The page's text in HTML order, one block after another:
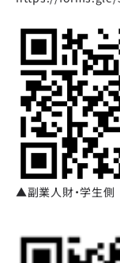
▲副業人財・学生